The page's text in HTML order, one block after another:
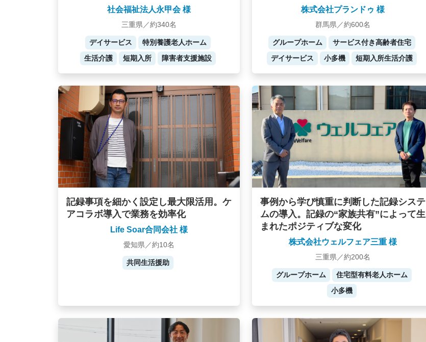
社会福祉法人永甲会 様
三重県／約340名
デイサービス
特別養護老人ホーム
生活介護
短期入所 障害者支援施設
株式会社プランドゥ 様
群馬県／約600名
グループホーム
サービス付き高齢者住宅
デイサービス
小多機 短期入所生活介護
記録事項を細かく設定し最大限活用。ケ
アコラボ導入で業務を効率化
Life Soar合同会社 様
愛知県／約10名
共同生活援助
事例から学び慎重に判断した記録システ
ムの導入。記録の“家族共有”によって生
まれたポジティブな変化
株式会社ウェルフェア三重 様
三重県／約200名
グループホーム
住宅型有料老人ホーム
小多機